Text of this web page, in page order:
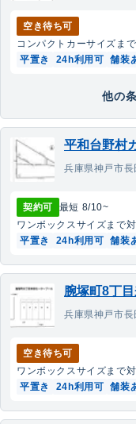
空き待ち可
コンパクトカーサイズま
平置き
24h利用可 舗装
他の
平和台野村
兵庫県神戸市
契約可 最短 8/10~
ワンボックスサイズまで
平置き
24h利用可 舗装
腕塚町8丁
兵庫県神戸市
空き待ち可
ワンボックスサイズまで
平置き
24h利用可 舗装